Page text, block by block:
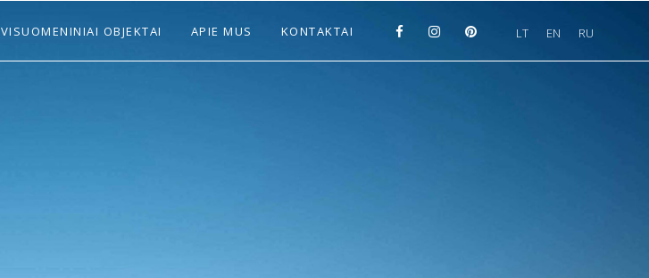
LT EN RU
VISUOMENINIAI OBJEKTAI APIE MUS KONTAKTAI